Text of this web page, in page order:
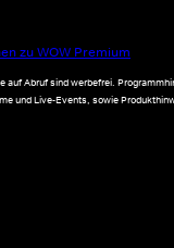
zu WOW Premium
auf Abruf sind werbefrei.
und Live-Events, sowie